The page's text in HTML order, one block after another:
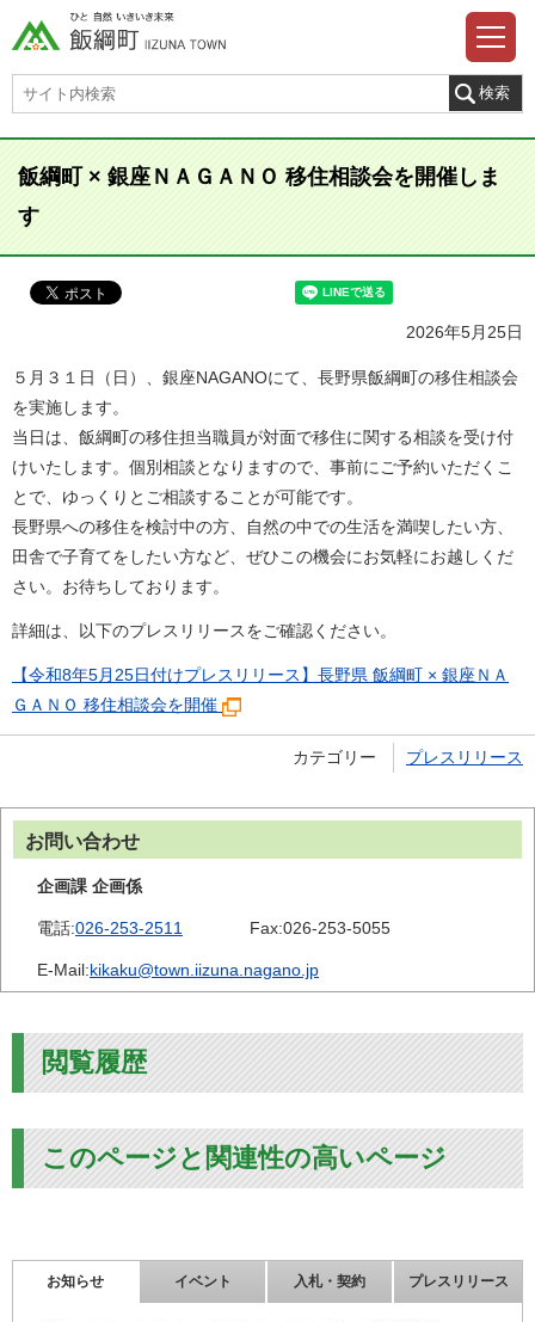
飯綱町 × 銀座ＮＡＧＡＮＯ 移住相談会を開催しま
す
2026年5月25日
５月３１日（日）、銀座NAGANOにて、長野県飯綱町の移住相談会
を実施します。
当日は、飯綱町の移住担当職員が対面で移住に関する相談を受け付
けいたします。個別相談となりますので、事前にご予約いただくこ
とで、ゆっくりとご相談することが可能です。
長野県への移住を検討中の方、自然の中での生活を満喫したい方、
田舎で子育てをしたい方など、ぜひこの機会にお気軽にお越しくだ
さい。お待ちしております。
詳細は、以下のプレスリリースをご確認ください。
【令和8年5月25日付けプレスリリース】長野県 飯綱町 × 銀座ＮＡ
ＧＡＮＯ 移住相談会を開催
カテゴリー プレスリリース
お問い合わせ
企画課 企画係
電話:026-253-2511 Fax:026-253-5055
E-Mail:kikaku@town.iizuna.nagano.jp
閲覧履歴
このページと関連性の高いページ
お知らせ イベント 入札・契約 プレスリリース